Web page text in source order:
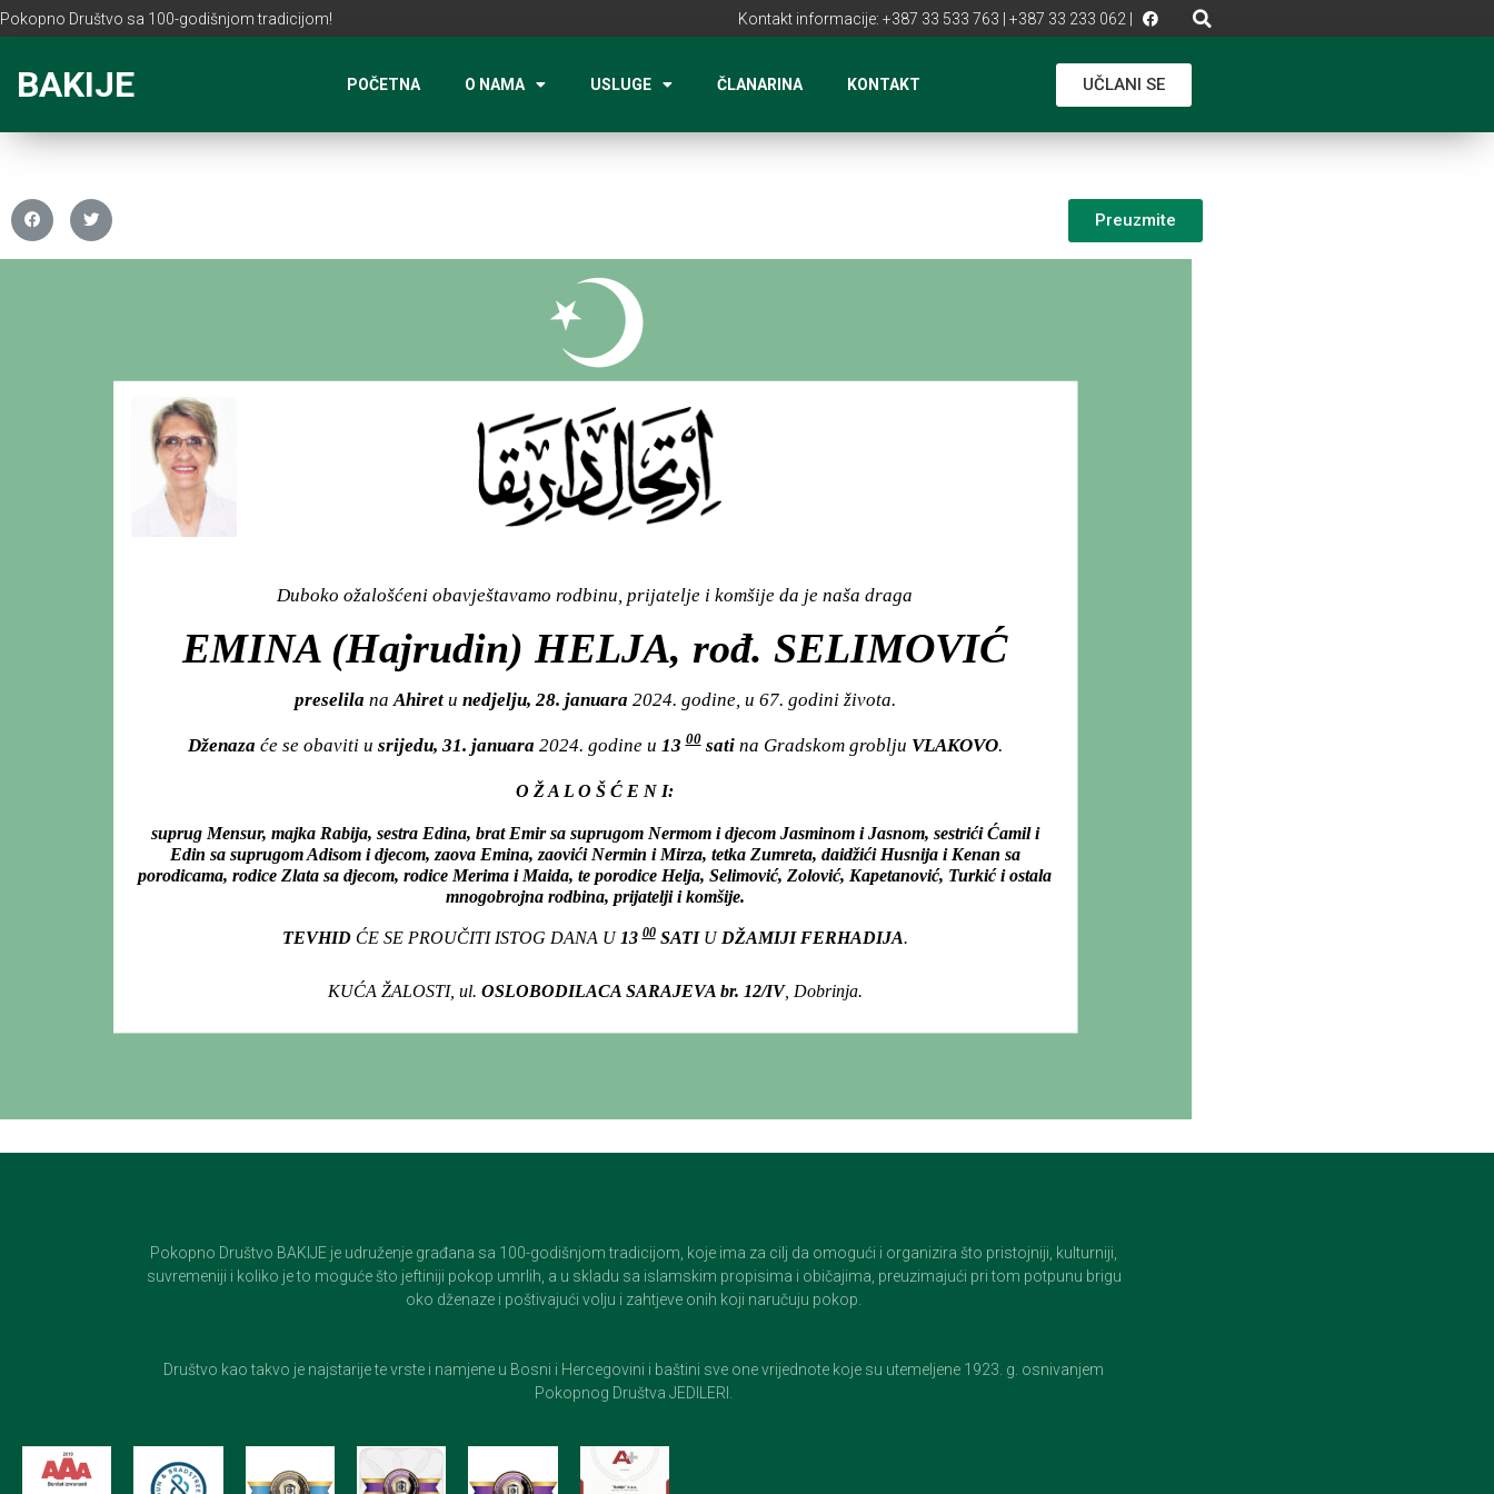
Pokopno Društvo sa 100-godišnjom tradicijom! Kontakt informacije: +387 33 533 763 | +387 33 233 062 |
BAKIJE POČETNA O NAMA USLUGE ČLANARINA KONTAKT UČLANI SE
Preuzmite
Duboko ožalošćeni obavještavamo rodbinu, prijatelje i komšije da je naša draga
EMINA (Hajrudin) HELJA, rođ. SELIMOVIĆ
preselila naAhiret u nedjelju, 28. januara 2024. godine, u 67. godini života.
Dženaza će se obaviti u srijedu, 31. januara 2024. godine u 1300satina Gradskom groblju VLAKOVO.
O Ž A L O Š Ć E N I:
suprug Mensur, majka Rabija, sestra Edina, brat Emir sa suprugom Nermom i djecom Jasminom i Jasnom, sestrići Ćamil i
Edin sa suprugom Adisom i djecom, zaova Emina, zaovići Nermin i Mirza, tetka Zumreta, daidžići Husnija i Kenan sa
porodicama, rodice Zlata sa djecom, rodice Merima i Maida, te porodice Helja, Selimović, Zolović, Kapetanović, Turkić i ostala
mnogobrojna rodbina, prijatelji i komšije.
TEVHID ĆE SE PROUČITI ISTOG DANA U 1300SATIU DŽAMIJI FERHADIJA.
KUĆA ŽALOSTI, ul. OSLOBODILACA SARAJEVA br. 12/IV, Dobrinja.
Pokopno Društvo BAKIJE je udruženje građana sa 100-godišnjom tradicijom, koje ima za cilj da omogući i organizira što pristojniji, kulturniji,
suvremeniji i koliko je to moguće što jeftiniji pokop umrlih, a u skladu sa islamskim propisima i običajima, preuzimajući pri tom potpunu brigu
oko dženaze i poštivajući volju i zahtjeve onih koji naručuju pokop.
Društvo kao takvo je najstarije te vrste i namjene u Bosni i Hercegovini i baštini sve one vrijednote koje su utemeljene 1923. g. osnivanjem
Pokopnog Društva JEDILERI.